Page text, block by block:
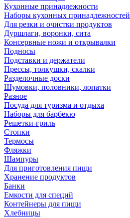
Кухонные принадлежности
Наборы кухонных принадлежностей
Для резки и очистки продуктов
Дуршлаги, воронки, сита
Консервные ножи и открывалки
Подносы
Подставки и держатели
Прессы, толкушки, скалки
Разделочные доски
Шумовки, половники, лопатки
Разное
Посуда для туризма и отдыха
Наборы для барбекю
Решетки-гриль
Стопки
Термосы
Фляжки
Шампуры
Для приготовления пищи
Хранение продуктов
Банки
Емкости для специй
Контейнеры для пищи
Хлебницы